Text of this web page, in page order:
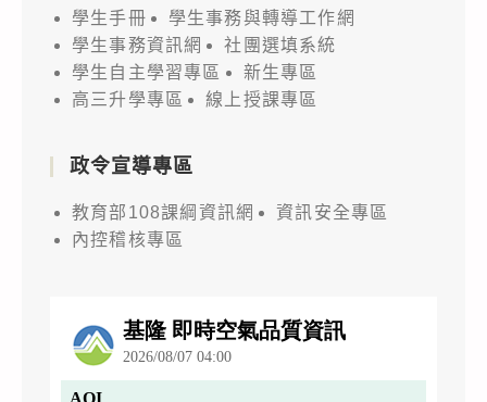
學生手冊
學生事務與轉導工作網
學生事務資訊網
社團選填系統
學生自主學習專區
新生專區
高三升學專區
線上授課專區
政令宣導專區
教育部108課綱資訊網
資訊安全專區
內控稽核專區